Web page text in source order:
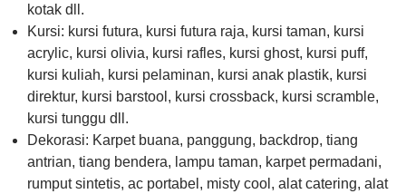
kotak dll.
Kursi: kursi futura, kursi futura raja, kursi taman, kursi
acrylic, kursi olivia, kursi rafles, kursi ghost, kursi puff,
kursi kuliah, kursi pelaminan, kursi anak plastik, kursi
direktur, kursi barstool, kursi crossback, kursi scramble,
kursi tunggu dll.
Dekorasi: Karpet buana, panggung, backdrop, tiang
antrian, tiang bendera, lampu taman, karpet permadani,
rumput sintetis, ac portabel, misty cool, alat catering, alat